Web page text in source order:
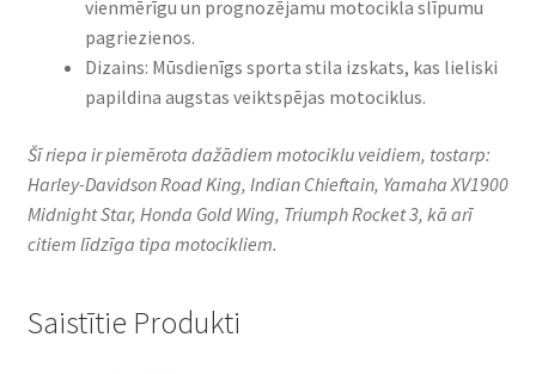
vienmērīgu un prognozējamu motocikla slīpumu
pagriezienos.​
Dizains: Mūsdienīgs sporta stila izskats, kas lieliski
papildina augstas veiktspējas motociklus.​
Šī riepa ir piemērota dažādiem motociklu veidiem, tostarp:
Harley-Davidson Road King, Indian Chieftain, Yamaha XV1900
Midnight Star, Honda Gold Wing, Triumph Rocket 3, kā arī
citiem līdzīga tipa motocikliem.
Saistītie Produkti